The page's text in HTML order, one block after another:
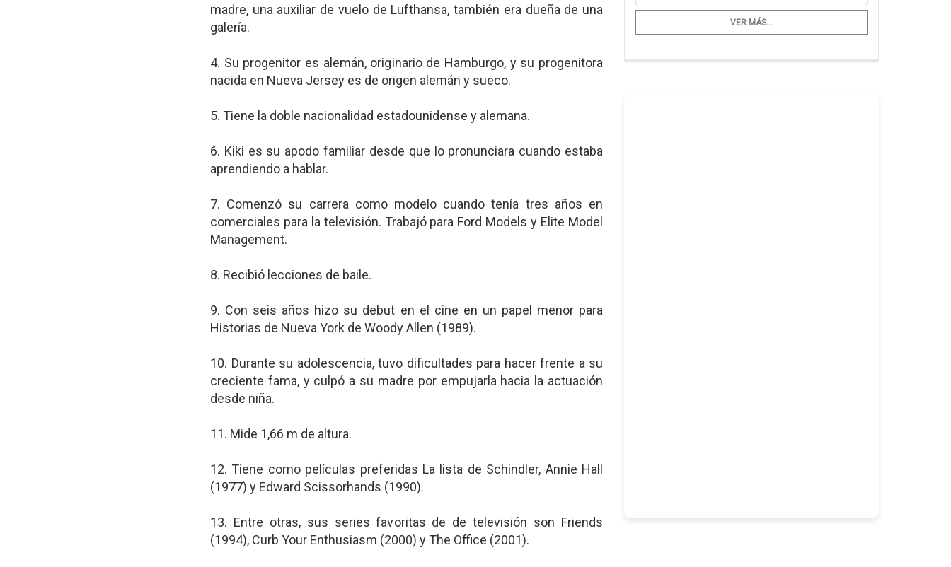
madre, una auxiliar de vuelo de Lufthansa, también era dueña de una
galería.
4. Su progenitor es alemán, originario de Hamburgo, y su progenitora
nacida en Nueva Jersey es de origen alemán y sueco.
5. Tiene la doble nacionalidad estadounidense y alemana.
6. Kiki es su apodo familiar desde que lo pronunciara cuando estaba
aprendiendo a hablar.
7. Comenzó su carrera como modelo cuando tenía tres años en
comerciales para la televisión. Trabajó para Ford Models y Elite Model
Management.
8. Recibió lecciones de baile.
9. Con seis años hizo su debut en el cine en un papel menor para
Historias de Nueva York de Woody Allen (1989).
10. Durante su adolescencia, tuvo dificultades para hacer frente a su
creciente fama, y culpó a su madre por empujarla hacia la actuación
desde niña.
11. Mide 1,66 m de altura.
12. Tiene como películas preferidas La lista de Schindler, Annie Hall
(1977) y Edward Scissorhands (1990).
13. Entre otras, sus series favoritas de de televisión son Friends
(1994), Curb Your Enthusiasm (2000) y The Office (2001).
VER MÁS...